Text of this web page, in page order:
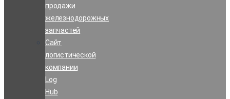
продажи
железнодорожных
запчастей
Сайт
логистической
компании
Log
Hub